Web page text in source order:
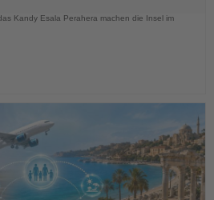
Kandy Esala Perahera machen die Insel im